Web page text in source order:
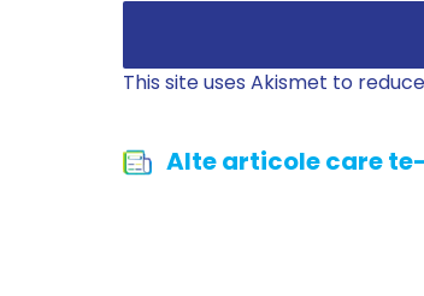
This site uses Akismet to
Alte articole care